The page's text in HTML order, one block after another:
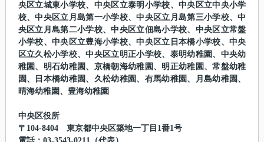
央区立城東小学校、中央区立泰明小学校、中央区立中央小学
校、中央区立月島第一小学校、中央区立月島第三小学校、中
央区立月島第二小学校、中央区立佃島小学校、中央区立常盤
小学校、中央区立豊海小学校、中央区立日本橋小学校、中央
区立久松小学校、中央区立明正小学校、泰明幼稚園、中央幼
稚園、明石幼稚園、京橋朝海幼稚園、明正幼稚園、常盤幼稚
園、日本橋幼稚園、久松幼稚園、有馬幼稚園、月島幼稚園、
晴海幼稚園、豊海幼稚園
中央区役所
〒104-8404 東京都中央区築地一丁目1番1号